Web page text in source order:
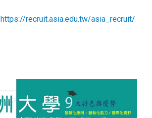
https://recruit.asia.edu.tw/asia_recruit/